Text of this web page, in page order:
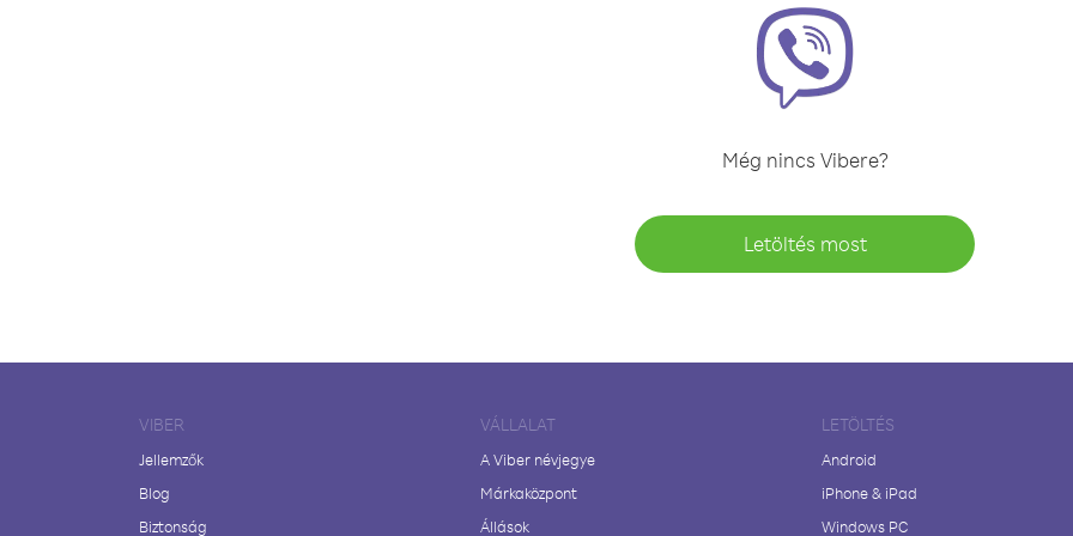
Még nincs Vibere?
Letöltés most
VIBER
Jellemzők
Blog
Biztonság
VÁLLALAT
A Viber névjegye
Márkaközpont
Állások
LETÖLTÉS
Android
iPhone & iPad
Windows PC